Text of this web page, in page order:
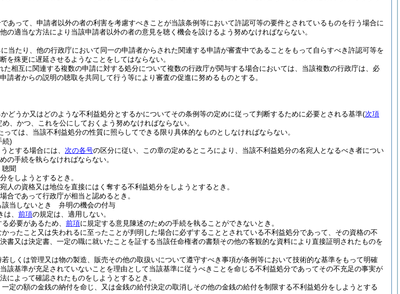
あって、申請者以外の者の利害を考慮すべきことが当該条例等において許認可等の要件とされているものを行う場合に
の適当な方法により当該申請者以外の者の意見を聴く機会を設けるよう努めなければならない。
当たり、他の行政庁において同一の申請者からされた関連する申請が審査中であることをもって自らすべき許認可等を
を殊更に遅延させるようなことをしてはならない。
た相互に関連する複数の申請に対する処分について複数の行政庁が関与する場合においては、当該複数の行政庁は、必
請者からの説明の聴取を共同して行う等により審査の促進に努めるものとする。
どうか又はどのような不利益処分とするかについてその条例等の定めに従って判断するために必要とされる基準(次項
め、かつ、これを公にしておくよう努めなければならない。
ては、当該不利益処分の性質に照らしてできる限り具体的なものとしなければならない。
続)
とする場合には、 次の各号の区分に従い、この章の定めるところにより、当該不利益処分の名宛人となるべき者につい
の手続を執らなければならない。
聞
をしようとするとき。
人の資格又は地位を直接にはく奪する不利益処分をしようとするとき。
合であって行政庁が相当と認めるとき。
該当しないとき 弁明の機会の付与
、 前項の規定は、適用しない。
必要があるため、 前項に規定する意見陳述のための手続を執ることができないとき。
ったこと又は失われるに至ったことが判明した場合に必ずすることとされている不利益処分であって、その資格の不
書又は決定書、一定の職に就いたことを証する当該任命権者の書類その他の客観的な資料により直接証明されたものを
しくは管理又は物の製造、販売その他の取扱いについて遵守すべき事項が条例等において技術的な基準をもって明確
該基準が充足されていないことを理由として当該基準に従うべきことを命じる不利益処分であってその不充足の事実が
によって確認されたものをしようとするとき。
定の額の金銭の納付を命じ、又は金銭の給付決定の取消しその他の金銭の給付を制限する不利益処分をしようとする